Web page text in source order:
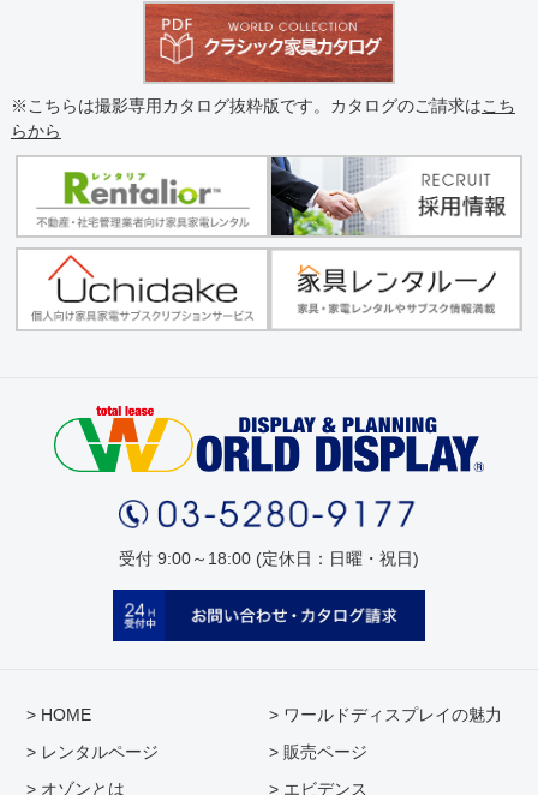
※こちらは撮影専用カタログ抜粋版です。カタログのご請求はこち
らから
受付 9:00～18:00 (定休日：日曜・祝日)
> HOME
> ワールドディスプレイの魅力
> レンタルページ
> 販売ページ
> オゾンとは
> エビデンス